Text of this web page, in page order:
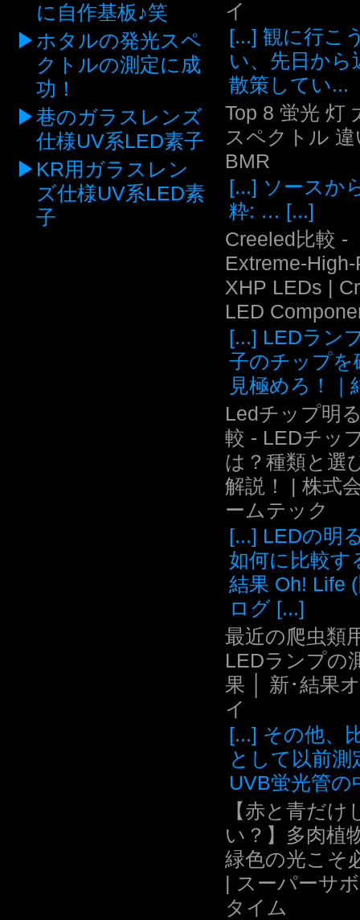
に自作基板♪笑
ホタルの発光スペ
クトルの測定に成
功！
巷のガラスレンズ
仕様UV系LED素子
KR用ガラスレン
ズ仕様UV系LED素
子
イ
[...] 観に行こ
い、先日から
散策してい...
Top 8 蛍光 灯
スペクトル 違
BMR
[...] ソースか
粋: … [...]
Creeled比較 -
Extreme-
XHP LEDs |
LED
[...] LEDラン
子のチップを
見極めろ！｜
Ledチップ明
較 - LEDチッ
は？種類と選
解説！ | 株式
ームテック
[...] LEDの明
如何に比較す
結果 Oh! Life
ログ [...]
最近の爬虫類
LEDランプの
果 │ 新･結果
イ
[...] その他、
として以前測
UVB蛍光管の
【赤と青だけ
い？】多肉植
緑色の光こそ
| スーパーサ
タイム